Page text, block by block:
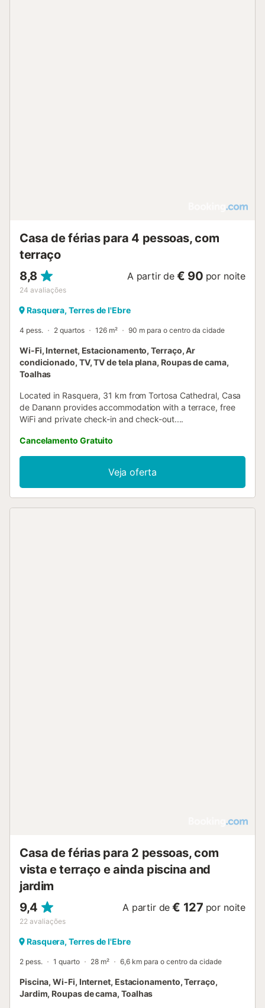
Casa de férias para 4 pessoas, com
terraço
8,8
24 avaliações
A partir de € 90 por noite
Rasquera, Terres de l'Ebre
4 pess. 2 quartos 126 m² 90 m para o centro da cidade
Wi-Fi, Internet, Estacionamento, Terraço, Ar
condicionado, TV, TV de tela plana, Roupas de cama,
Toalhas
Located in Rasquera, 31 km from Tortosa Cathedral, Casa
de Danann provides accommodation with a terrace, free
WiFi and private check-in and check-out....
Cancelamento Gratuito
Veja oferta
Casa de férias para 2 pessoas, com
vista e terraço e ainda piscina and
jardim
9,4
22 avaliações
A partir de € 127 por noite
Rasquera, Terres de l'Ebre
2 pess. 1 quarto 28 m² 6,6 km para o centro da cidade
Piscina, Wi-Fi, Internet, Estacionamento, Terraço,
Jardim, Roupas de cama, Toalhas